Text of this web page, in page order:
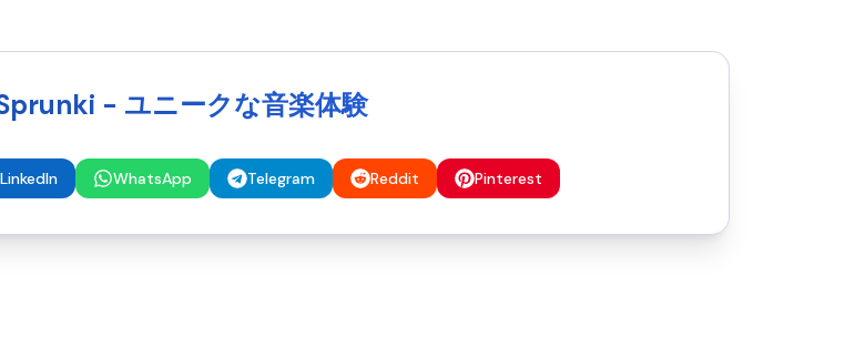
- ユニークな音楽体験
LinkedIn WhatsApp Telegram Reddit Pinterest